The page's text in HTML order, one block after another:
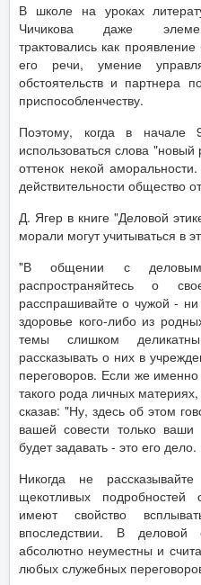
В школе на уроках
Чичикова даже
трактовались как
его речи, умение
обстоятельств и партнера
приспособленчеству.
Поэтому, когда в начале
использоваться слова
оттенок некой
действительности общество
Д. Ягер в книге "Деловой
морали могут учитываться в
"В общении с
распространяйтесь о
расспрашивайте о чужой -
здоровье кого-либо из
темы слишком
рассказывать о них в
переговоров. Если же
такого рода личных
сказав: "Ну, здесь об этом
вашей совести только
будет задавать - это его дело.
Никогда не
щекотливых
имеют свойство
впоследствии. В деловой
абсолютно неуместны и
любых служебных